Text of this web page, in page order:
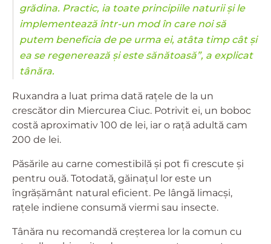
grădina. Practic, ia toate principiile naturii și le
implementează într-un mod în care noi să
putem beneficia de pe urma ei, atâta timp cât și
ea se regenerează și este sănătoasă”, a explicat
tânăra.
Ruxandra a luat prima dată rațele de la un
crescător din Miercurea Ciuc. Potrivit ei, un boboc
costă aproximativ 100 de lei, iar o rață adultă cam
200 de lei.
Păsările au carne comestibilă și pot fi crescute și
pentru ouă. Totodată, găinațul lor este un
îngrășământ natural eficient. Pe lângă limacși,
rațele indiene consumă viermi sau insecte.
Tânăra nu recomandă creșterea lor la comun cu